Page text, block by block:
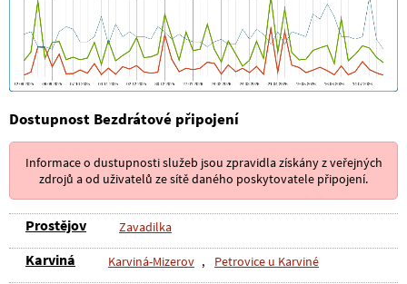
Dostupnost Bezdrátové připojení
Informace o dustupnosti služeb jsou zpravidla získány z veřejných
zdrojů a od uživatelů ze sítě daného poskytovatele připojení.
Prostějov Zavadilka
Karviná Karviná-Mizerov , Petrovice u Karviné